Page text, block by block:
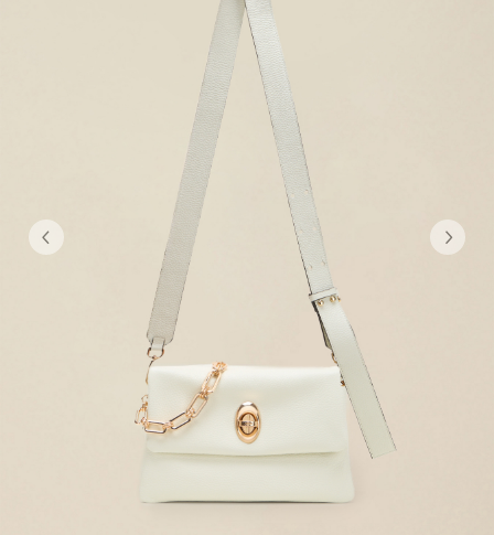
Precedente